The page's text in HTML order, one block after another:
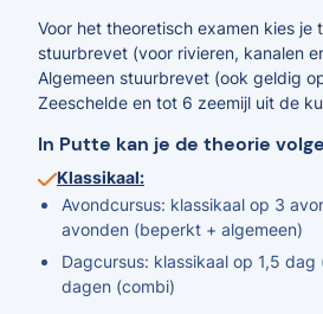
Voor het theoretisch examen kies je
stuurbrevet (voor rivieren, kanalen
Algemeen stuurbrevet (ook geldig
Zeeschelde en tot 6 zeemijl uit de
In Putte kan je de theorie
Klassikaal:
Avondcursus: klassikaal op 3
avonden (beperkt + algemeen)
Dagcursus: klassikaal op 1,5
dagen (combi)